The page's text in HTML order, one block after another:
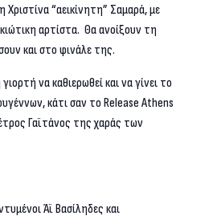
Χριστίνα “αεικίνητη” Σαμαρά, με
αρτίστα. Θα ανοίξουν τη
και στο φινάλε της.
να καθιερωθεί και να γίνει το
κάτι σαν το Release Athens
Γαϊτάνος της χαράς των
Άϊ Βασίληδες και